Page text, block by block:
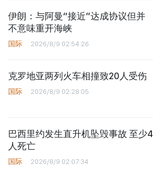
伊朗：与阿曼“接近”达成协议但并
不意味重开海峡
国际 2026/8/9 02:54:26
克罗地亚两列火车相撞致20人受伤
国际 2026/8/9 02:28:05
巴西里约发生直升机坠毁事故 至少4
人死亡
国际 2026/8/9 02:07:34